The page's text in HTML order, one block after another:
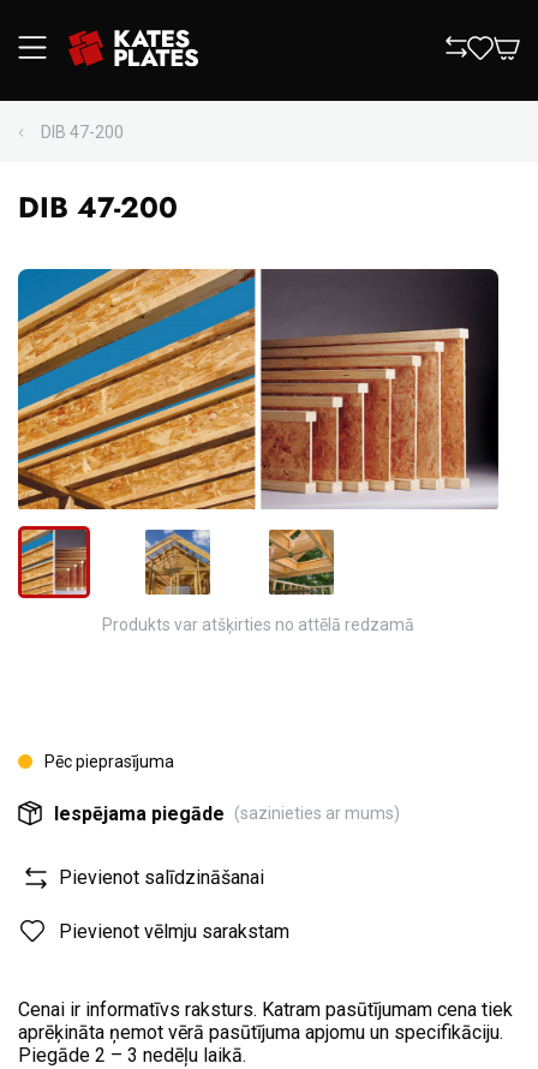
DIB 47-200
DIB 47-200
Pēc pieprasījuma
Iespējama piegāde (sazinieties ar mums)
Pievienot salīdzināšanai
Pievienot vēlmju sarakstam
Produkts var atšķirties no attēlā redzamā
Cenai ir informatīvs raksturs. Katram pasūtījumam cena tiek
aprēķināta ņemot vērā pasūtījuma apjomu un specifikāciju.
Piegāde 2 – 3 nedēļu laikā.